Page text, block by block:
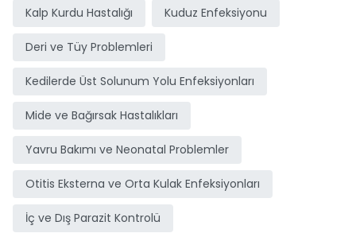
Kalp Kurdu Hastalığı Kuduz Enfeksiyonu
Deri ve Tüy Problemleri
Kedilerde Üst Solunum Yolu Enfeksiyonları
Mide ve Bağırsak Hastalıkları
Yavru Bakımı ve Neonatal Problemler
Otitis Eksterna ve Orta Kulak Enfeksiyonları
İç ve Dış Parazit Kontrolü